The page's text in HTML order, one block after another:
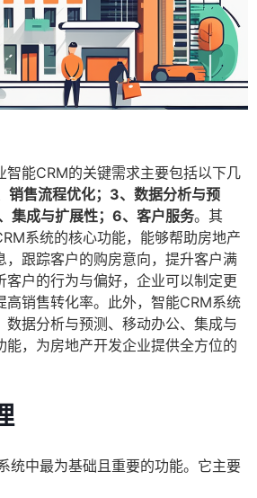
智能CRM的关键需求主要包括以下几
销售流程优化；3、数据分析与预
集成与扩展性；6、客户服务。其
系统的核心功能，能够帮助房地产
，跟踪客户的购房意向，提升客户满
客户的行为与偏好，企业可以制定更
高销售转化率。此外，智能CRM系统
数据分析与预测、移动办公、集成与
能，为房地产开发企业提供全方位的
统中最为基础且重要的功能。它主要